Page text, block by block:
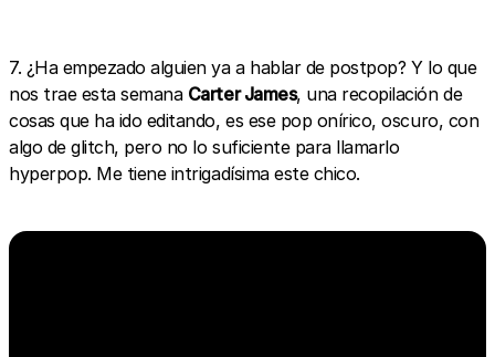
7. ¿Ha empezado alguien ya a hablar de postpop? Y lo que
nos trae esta semana Carter James, una recopilación de
cosas que ha ido editando, es ese pop onírico, oscuro, con
algo de glitch, pero no lo suficiente para llamarlo
hyperpop. Me tiene intrigadísima este chico.